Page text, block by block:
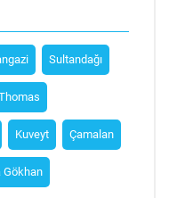
Sultandağı
Kuveyt Çamalan
Gökhan